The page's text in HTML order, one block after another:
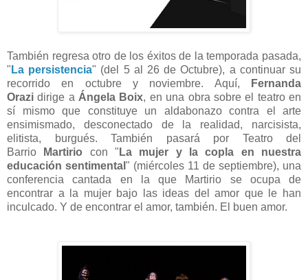
También regresa otro de los éxitos de la temporada pasada,
" La persistencia" (del 5 al 26 de Octubre), a continuar su
recorrido en octubre y noviembre. Aquí,
Fernanda
Orazi dirige a Ángela Boix, en una obra sobre el teatro en
sí mismo que constituye un aldabonazo contra el arte
ensimismado, desconectado de la realidad, narcisista,
elitista, burgués. También pasará por Teatro del
Barrio
Martirio con " La mujer y la copla en nuestra
educación sentimental " (miércoles 11 de septiembre), una
conferencia cantada en la que Martirio se ocupa de
encontrar a la mujer bajo las ideas del amor que le han
inculcado. Y de encontrar el amor, también. El buen amor.